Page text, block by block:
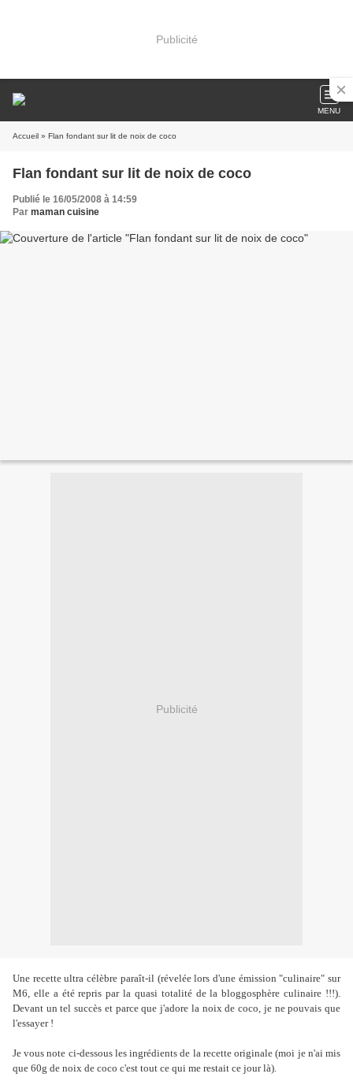
Publicité
MENU
Accueil » Flan fondant sur lit de noix de coco
Flan fondant sur lit de noix de coco
Publié le 16/05/2008 à 14:59
Par maman cuisine
Publicité
Une recette ultra célèbre paraît-il (révelée lors d'une émission "culinaire" sur
M6, elle a été repris par la quasi totalité de la bloggosphère culinaire !!!).
Devant un tel succès et parce que j'adore la noix de coco, je ne pouvais que
l'essayer !
Je vous note ci-dessous les ingrédients de la recette originale (moi je n'ai mis
que 60g de noix de coco c'est tout ce qui me restait ce jour là).